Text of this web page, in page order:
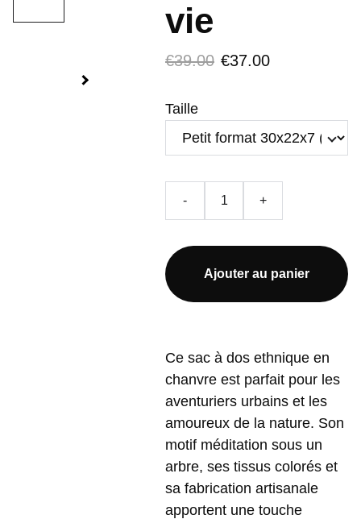
vie
€39.00 €37.00
Taille
- +
Ajouter au panier
Ce sac à dos ethnique en
chanvre est parfait pour les
aventuriers urbains et les
amoureux de la nature. Son
motif méditation sous un
arbre, ses tissus colorés et
sa fabrication artisanale
apportent une touche